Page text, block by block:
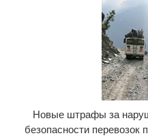
Новые штрафы за
безопасности перевозок